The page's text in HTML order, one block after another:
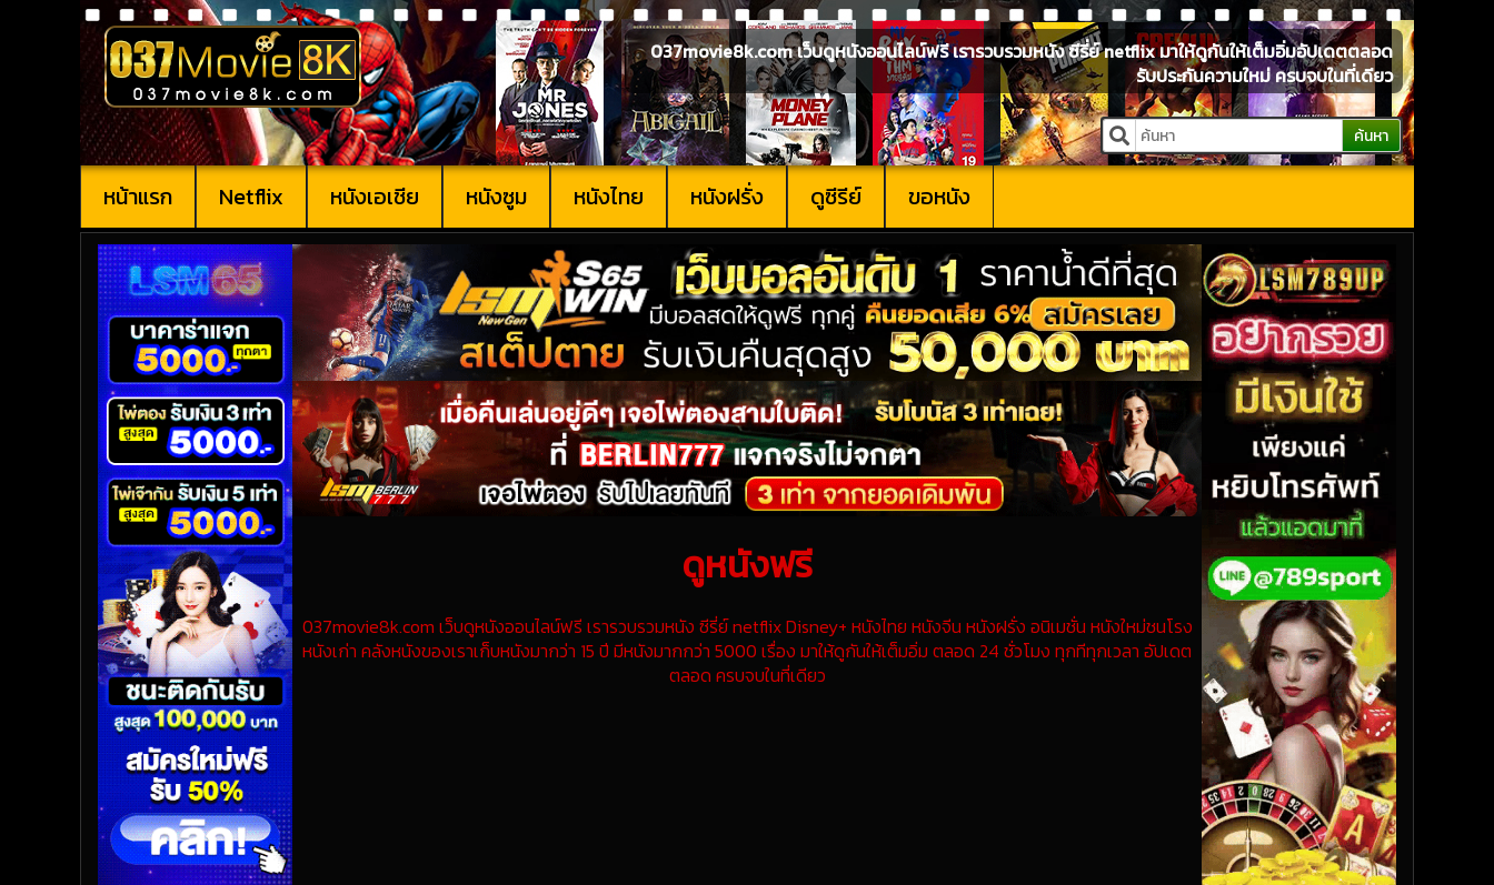
037movie8k.com เว็บดูหนังออนไลน์ฟรี เรารวบรวมหนัง ซีรี่ย์ netflix มาให้ดูกันให้เต็มอิ่มอัปเดตตลอด
รับประกันความใหม่ ครบจบในที่เดียว
ค้นหา
หน้าแรก Netflix หนังเอเชีย หนังซูม หนังไทย หนังฝรั่ง ดูซีรีย์ ขอหนัง
ดูหนังฟรี
037movie8k.com เว็บดูหนังออนไลน์ฟรี เรารวบรวมหนัง ซีรี่ย์ netflix Disney+ หนังไทย หนังจีน หนังฝรั่ง อนิเมชั่น หนังใหม่ชนโรง
หนังเก่า คลังหนังของเราเก็บหนังมากว่า 15 ปี มีหนังมากกว่า 5000 เรื่อง มาให้ดูกันให้เต็มอิ่ม ตลอด 24 ชั่วโมง ทุกทีทุกเวลา อัปเดต
ตลอด ครบจบในที่เดียว